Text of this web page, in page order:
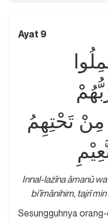
Ayat 9
تَحْتِهِمُ
Innal-lażīna āmanū
bi'īmānihim, tajrī
Sesungguhnya